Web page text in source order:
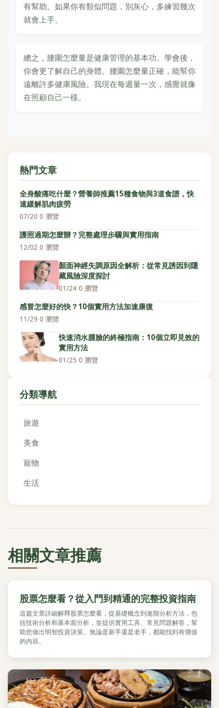
有幫助。如果你有類似問題，別灰心，多練習幾次
就會上手。
總之，腰圍怎麼量是健康管理的基本功。學會後，
你會更了解自己的身體。腰圍怎麼量正確，能幫你
遠離許多健康風險。我現在每週量一次，感覺就像
在照顧自己一樣。
熱門文章
全身酸痛吃什麼？營養師推薦15種食物與3道食譜，快
速緩解肌肉疲勞
07/20·0 瀏覽
護照過期怎麼辦？完整處理步驟與實用指南
12/02·0 瀏覽
顏面神經失調原因全解析：從常見誘因到隱
藏風險深度探討
01/24·0 瀏覽
感冒怎麼好的快？10個實用方法加速康復
11/29·0 瀏覽
快速消水腫臉的終極指南：10個立即見效的
實用方法
01/25·0 瀏覽
分類導航
旅遊
美食
寵物
生活
相關文章推薦
股票怎麼看？從入門到精通的完整投資指南
這篇文章詳細解釋股票怎麼看，從基礎概念到進階分析方法，包
括技術分析和基本面分析，並提供實用工具、常見問題解答，幫
助您做出明智投資決策。無論是新手還是老手，都能找到有價值
的內容。